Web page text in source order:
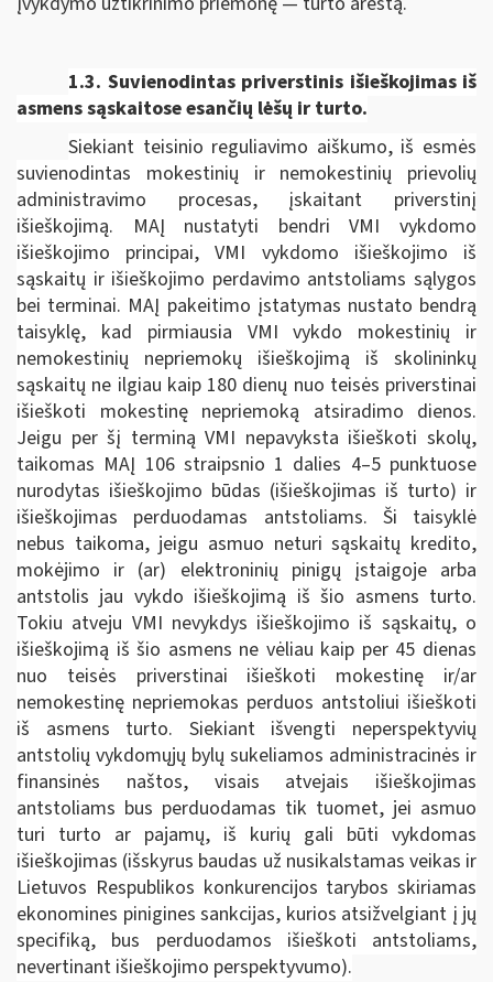
1.3. Suvienodintas priverstinis išieškojimas iš
asmens sąskaitose esančių lėšų ir turto.
Siekiant teisinio reguliavimo aiškumo, iš esmės
suvienodintas mokestinių ir nemokestinių prievolių
administravimo procesas, įskaitant priverstinį
išieškojimą. MAĮ nustatyti bendri VMI vykdomo
išieškojimo principai, VMI vykdomo išieškojimo iš
sąskaitų ir išieškojimo perdavimo antstoliams sąlygos
bei terminai. MAĮ pakeitimo įstatymas nustato bendrą
taisyklę, kad pirmiausia VMI vykdo mokestinių ir
nemokestinių nepriemokų išieškojimą iš skolininkų
sąskaitų ne ilgiau kaip 180 dienų nuo teisės priverstinai
išieškoti mokestinę nepriemoką atsiradimo dienos.
Jeigu per šį terminą VMI nepavyksta išieškoti skolų,
taikomas MAĮ 106 straipsnio 1 dalies 4–5 punktuose
nurodytas išieškojimo būdas (išieškojimas iš turto) ir
išieškojimas perduodamas antstoliams. Ši taisyklė
nebus taikoma, jeigu asmuo neturi sąskaitų kredito,
mokėjimo ir (ar) elektroninių pinigų įstaigoje arba
antstolis jau vykdo išieškojimą iš šio asmens turto.
Tokiu atveju VMI nevykdys išieškojimo iš sąskaitų, o
išieškojimą iš šio asmens ne vėliau kaip per 45 dienas
nuo teisės priverstinai išieškoti mokestinę ir/ar
nemokestinę nepriemokas perduos antstoliui išieškoti
iš asmens turto. Siekiant išvengti neperspektyvių
antstolių vykdomųjų bylų sukeliamos administracinės ir
finansinės naštos, visais atvejais išieškojimas
antstoliams bus perduodamas tik tuomet, jei asmuo
turi turto ar pajamų, iš kurių gali būti vykdomas
išieškojimas (išskyrus baudas už nusikalstamas veikas ir
Lietuvos Respublikos konkurencijos tarybos skiriamas
ekonomines pinigines sankcijas, kurios atsižvelgiant į jų
specifiką, bus perduodamos išieškoti antstoliams,
nevertinant išieškojimo perspektyvumo).